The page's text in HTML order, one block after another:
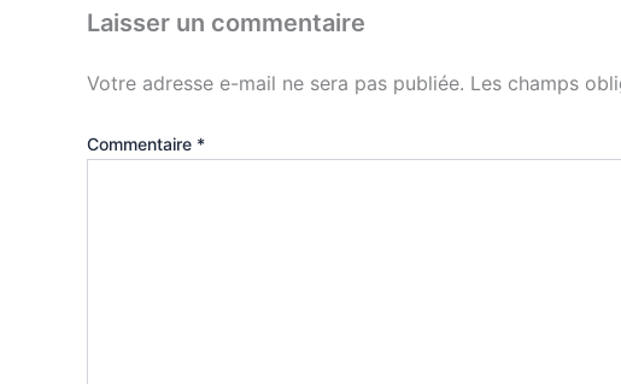
Laisser un commentaire
Votre adresse e-mail ne sera pas publiée. Les champs
Commentaire *